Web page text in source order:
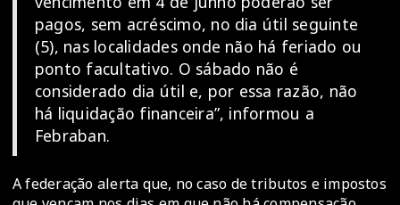
pagos, sem acréscimo, no dia útil seguinte
(5), nas localidades onde não há feriado ou
ponto facultativo. O sábado não é
considerado dia útil e, por essa razão, não
há liquidação financeira”, informou a
Febraban.
A federação alerta que, no caso de tributos e impostos